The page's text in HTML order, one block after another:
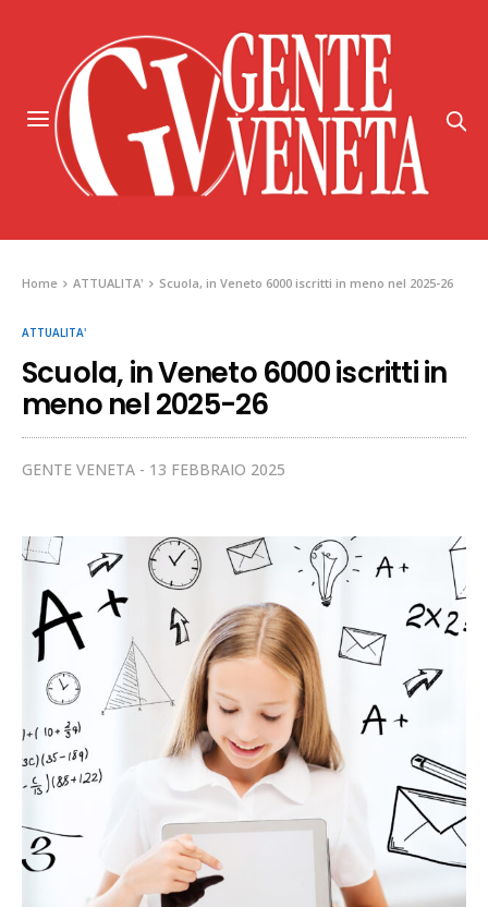
Home ATTUALITA' Scuola, in Veneto 6000 iscritti in meno nel 2025-26
ATTUALITA'
Scuola, in Veneto 6000 iscritti in
meno nel 2025-26
GENTE VENETA 13 FEBBRAIO 2025